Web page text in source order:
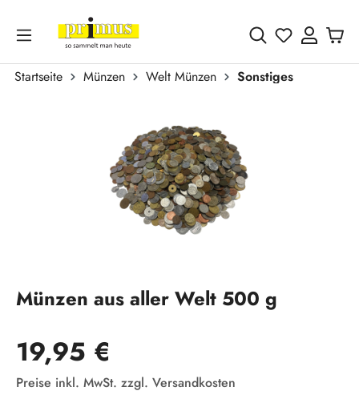
Zum Hauptinhalt springen
Du hast 0
Startseite Münzen Welt Münzen
Sonstiges
Münzen aus aller Welt 500 g
Regulärer Preis:
19,95 €
Preise inkl. MwSt. zzgl. Versandkosten